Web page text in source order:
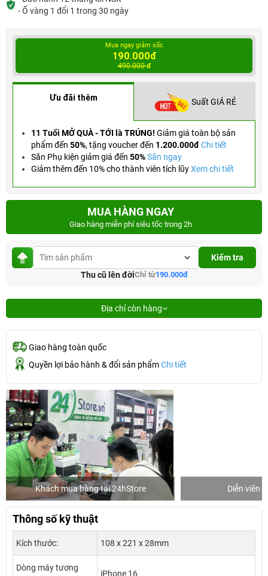
- Ố vàng 1 đổi 1 trong 30 ngày
Mua ngay giảm sốc
190.000đ
490.000 đ
Ưu đãi thêm Suất GIÁ RẺ
11 Tuổi MỞ QUÀ - TỚI là TRÚNG! Giảm giá toàn bộ sản
phẩm đến 50%, tặng voucher đến 1.200.000đChi tiết
Săn Phụ kiện giảm giá đến 50%Săn ngay
Giảm thêm đến 10% cho thành viên tích lũyXem chi tiết
MUA HÀNG NGAY
Giao hàng miễn phí siêu tốc trong 2h
Kiểm tra
Thu cũ lên đờiChỉ từ190.000đ
Địa chỉ còn hàng
Giao hàng toàn quốc
Quyền lợi bảo hành & đổi sản phẩmChi tiết
Khách mua hàng tại 24hStore Diễn viên
Thông số kỹ thuật
Kích thước: 108 x 221 x 28mm
Dòng máy tương
iPhone 16